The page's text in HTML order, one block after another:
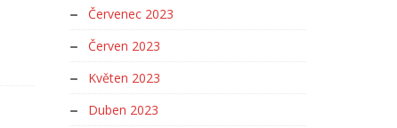
Červenec 2023
Červen 2023
Květen 2023
Duben 2023